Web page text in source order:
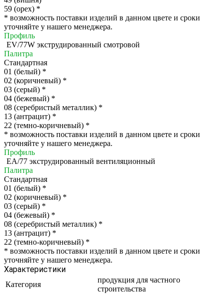
59 (орех) *
* возможность поставки изделий в данном цвете и сроки
уточняйте у нашего менеджера.
Профиль
EV/77W экструдированный смотровой
Палитра
Стандартная
01 (белый) *
02 (коричневый) *
03 (серый) *
04 (бежевый) *
08 (серебристый металлик) *
13 (антрацит) *
22 (темно-коричневый) *
* возможность поставки изделий в данном цвете и сроки
уточняйте у нашего менеджера.
Профиль
EA/77 экструдированный вентиляционный
Палитра
Стандартная
01 (белый) *
02 (коричневый) *
03 (серый) *
04 (бежевый) *
08 (серебристый металлик) *
13 (антрацит) *
22 (темно-коричневый) *
* возможность поставки изделий в данном цвете и сроки
уточняйте у нашего менеджера.
Характеристики
Категория
продукция для частного
строительства